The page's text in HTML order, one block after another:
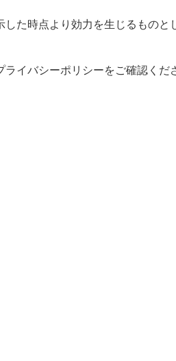
た時点より効力を生じるものと
イバシーポリシーをご確認くだ